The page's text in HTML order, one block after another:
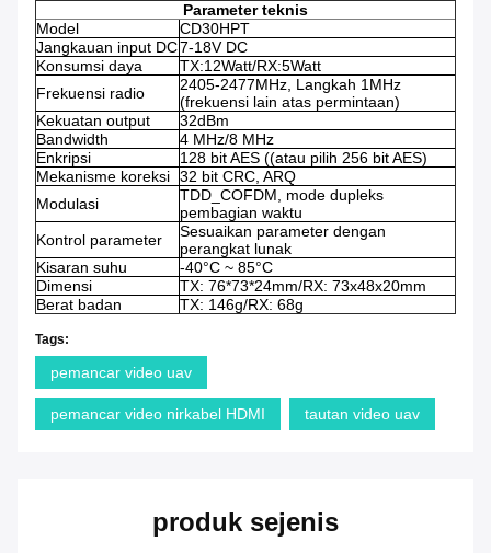
Parameter teknis
Model
CD30HPT
Jangkauan input DC7-18V DC
Konsumsi daya
TX:12Watt/RX:5Watt
Frekuensi radio
2405-2477MHz, Langkah 1MHz
(frekuensi lain atas permintaan)
Kekuatan output
32dBm
Bandwidth
4 MHz/8 MHz
Enkripsi
128 bit AES ((atau pilih 256 bit AES)
Mekanisme koreksi 32 bit CRC, ARQ
Modulasi
TDD_COFDM, mode dupleks
pembagian waktu
Kontrol parameter
Sesuaikan parameter dengan
perangkat lunak
Kisaran suhu
-40°C ~ 85°C
Dimensi
TX: 76*73*24mm/RX: 73x48x20mm
Berat badan
TX: 146g/RX: 68g
Tags:
pemancar video uav
pemancar video nirkabel HDMI tautan video uav
produk sejenis